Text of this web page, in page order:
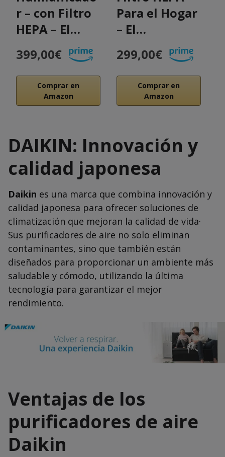
r – con Filtro
HEPA – El…
399,00€
Comprar en
Amazon
Para el Hogar
– El…
299,00€
Comprar en
Amazon
DAIKIN: Innovación y
calidad japonesa
Daikin es una marca que combina innovación y
calidad japonesa para ofrecer soluciones de
climatización que mejoran la calidad de vida·
Sus purificadores de aire no solo eliminan
contaminantes, sino que también están
diseñados para proporcionar un ambiente más
saludable y cómodo, utilizando la última
tecnología para garantizar el mejor
rendimiento.
Ventajas de los
purificadores de aire
Daikin